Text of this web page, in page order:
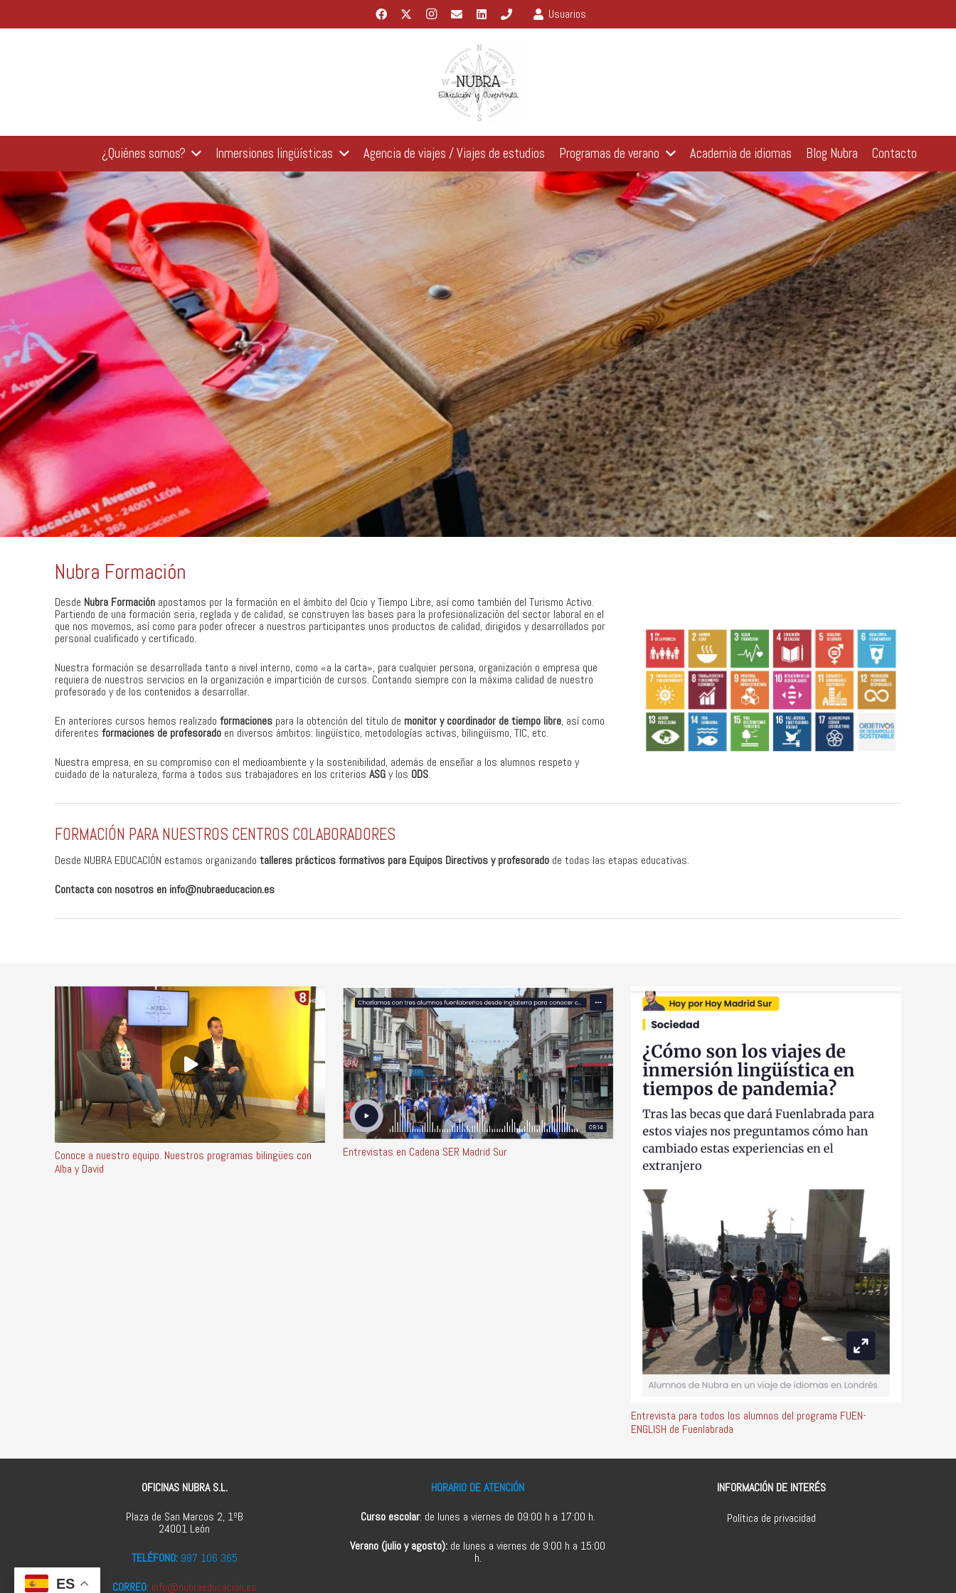
Usuarios
¿Quiénes somos? Inmersiones lingüísticas Agencia de viajes / Viajes de estudios Programas de verano Academia de idiomas Blog Nubra Contacto
Nubra Formación
Desde Nubra Formación apostamos por la formación en el ámbito del Ocio y Tiempo Libre, así como también del Turismo Activo.
Partiendo de una formación seria, reglada y de calidad, se construyen las bases para la profesionalización del sector laboral en el
que nos movemos, así como para poder ofrecer a nuestros participantes unos productos de calidad, dirigidos y desarrollados por
personal cualificado y certificado.
Nuestra formación se desarrollada tanto a nivel interno, como «a la carta», para cualquier persona, organización o empresa que
requiera de nuestros servicios en la organización e impartición de cursos. Contando siempre con la máxima calidad de nuestro
profesorado y de los contenidos a desarrollar.
En anteriores cursos hemos realizado formaciones para la obtención del título de monitor y coordinador de tiempo libre, así como
diferentes formaciones de profesorado en diversos ámbitos: lingüístico, metodologías activas, bilingüismo, TIC, etc.
Nuestra empresa, en su compromiso con el medioambiente y la sostenibilidad, además de enseñar a los alumnos respeto y
cuidado de la naturaleza, forma a todos sus trabajadores en los criterios ASGy los ODS.
FORMACIÓN PARA NUESTROS CENTROS COLABORADORES
Desde NUBRA EDUCACIÓN estamos organizando talleres prácticos formativos para Equipos Directivos y profesorado de todas las etapas educativas.
Contacta con nosotros en info@nubraeducacion.es
Conoce a nuestro equipo. Nuestros programas bilingües con
Alba y David
Entrevistas en Cadena SER Madrid Sur
Entrevista para todos los alumnos del programa FUEN-
ENGLISH de Fuenlabrada
OFICINAS NUBRA S.L.
Plaza de San Marcos 2, 1ºB
24001 León
TELÉFONO:987 106 365
CORREO: info@nubraeducacion.es
HORARIO DE ATENCIÓN
Curso escolar: de lunes a viernes de 09:00 h a 17:00 h.
Verano (julio y agosto): de lunes a viernes de 9:00 h a 15:00
h.
INFORMACIÓN DE INTERÉS
Política de privacidad
ES